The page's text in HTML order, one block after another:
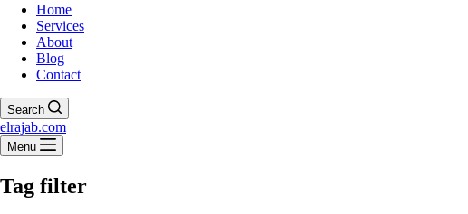
Home
Services
About
Blog
Contact
Search
elrajab.com
Menu
Tag filter